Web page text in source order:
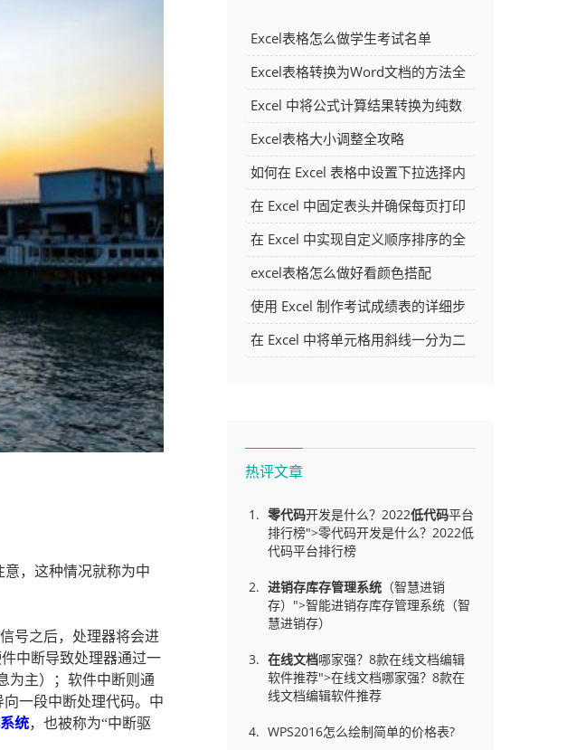
意，这种情况就称为中
号之后，处理器将会进
中断导致处理器通过一
为主）；软件中断则通
一段中断处理代码。中
统，也被称为“中断驱
Excel表格怎么做学生考试名单
Excel表格转换为Word文档的方法全
解析
Excel 中将公式计算结果转换为纯数
字的多种方法
Excel表格大小调整全攻略
如何在 Excel 表格中设置下拉选择内
容
在 Excel 中固定表头并确保每页打印
时都显示表头的方法详解
在 Excel 中实现自定义顺序排序的全
面指南
excel表格怎么做好看颜色搭配
使用 Excel 制作考试成绩表的详细步
骤及技巧
在 Excel 中将单元格用斜线一分为二
热评文章
零代码开发是什么？2022低代码平台
排行榜">零代码开发是什么？2022低
代码平台排行榜
进销存库存管理系统 （智慧进销
存）">智能进销存库存管理系统（智
慧进销存）
在线文档哪家强？8款在线文档编辑
软件推荐">在线文档哪家强？8款在
线文档编辑软件推荐
WPS2016怎么绘制简单的价格表?